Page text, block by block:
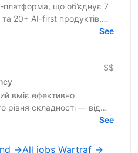
що об’єднує 7
20+ AI-first продуктів,
власну екосистему...See
$$
вміє ефективно
рівня складності — від
ролей, включаючи
See
→All jobs Wartraf →